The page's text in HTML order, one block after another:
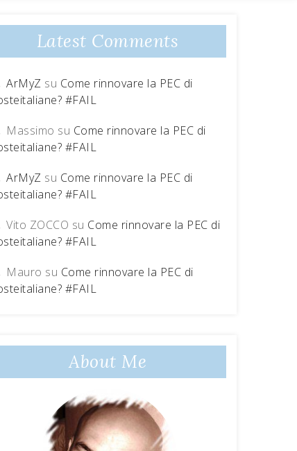
Latest Comments
ArMyZ su Come rinnovare la PEC di
#FAIL
Massimo su Come rinnovare la PEC di
#FAIL
ArMyZ su Come rinnovare la PEC di
#FAIL
Vito ZOCCO su Come rinnovare la PEC di
#FAIL
Mauro su Come rinnovare la PEC di
#FAIL
About Me